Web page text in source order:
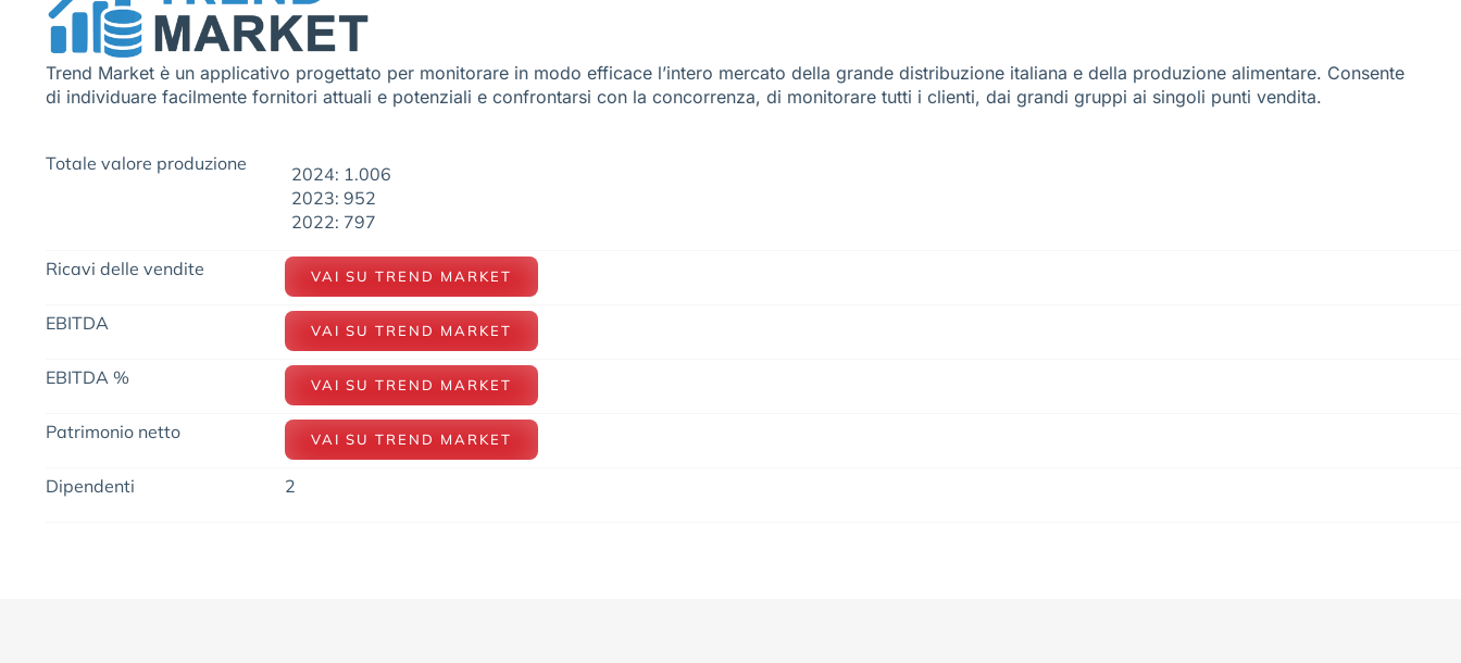
Trend Market è un applicativo progettato per monitorare in modo efficace l’intero mercato della grande distribuzione italiana e della produzione alimentare. Consente
di individuare facilmente fornitori attuali e potenziali e confrontarsi con la concorrenza, di monitorare tutti i clienti, dai grandi gruppi ai singoli punti vendita.
Totale valore produzione
2024: 1.006
2023: 952
2022: 797
Ricavi delle vendite VAI SU TREND MARKET
EBITDA VAI SU TREND MARKET
EBITDA % VAI SU TREND MARKET
Patrimonio netto VAI SU TREND MARKET
Dipendenti 2